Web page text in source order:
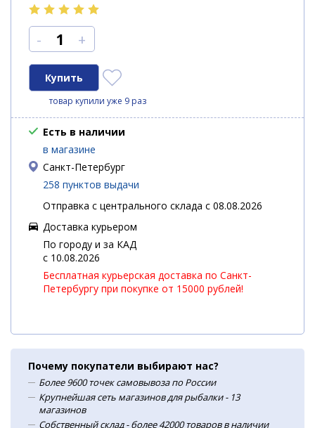
- +
товар купили уже 9 раз
Есть в наличии
в магазине
Санкт-Петербург
258 пунктов выдачи
Отправка с центрального склада с 08.08.2026
Доставка курьером
По городу и за КАД
c 10.08.2026
Бесплатная курьерская доставка по Санкт-
Петербургу при покупке от 15000 рублей!
Почему покупатели выбирают нас?
Более 9600 точек самовывоза по России
Крупнейшая сеть магазинов для рыбалки - 13
магазинов
Собственный склад - более 42000 товаров в наличии